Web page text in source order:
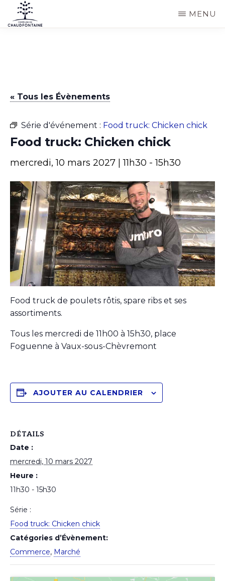
Passer
au
commune
Chaudfontaine
MENU
« Tous les Évènements
Série d'événement : Food truck: Chicken chick
Food truck: Chicken chick
mercredi, 10 mars 2027 | 11h30 -15h30
Food truck de poulets rôtis, spare ribs et ses
assortiments.
Tous les mercredi de 11h00 à 15h30, place
Foguenne à Vaux-sous-Chèvremont
AJOUTER AU CALENDRIER
DÉTAILS
Date :
mercredi, 10 mars 2027
Heure :
11h30 - 15h30
Série :
Food truck: Chicken chick
Catégories d’Évènement:
Commerce, Marché